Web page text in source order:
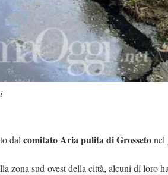
dal comitato Aria pulita di Grossetonel
zona sud-ovest della città, alcuni di loro